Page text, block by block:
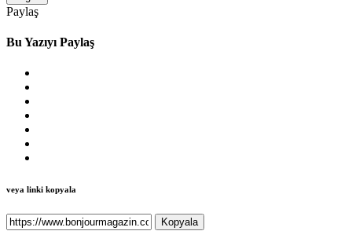
Paylaş
Bu Yazıyı Paylaş
veya linki kopyala
Kopyala